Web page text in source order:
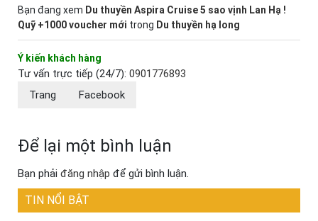
Bạn đang xem Du thuyền Aspira Cruise 5 sao vịnh Lan Hạ !
Quỹ +1000 voucher mới trong Du thuyền hạ long
Ý kiến khách hàng
Tư vấn trực tiếp (24/7): 0901776893
Trang
Facebook
Để lại một bình luận
Bạn phải đăng nhập để gửi bình luận.
TIN NỔI BẬT